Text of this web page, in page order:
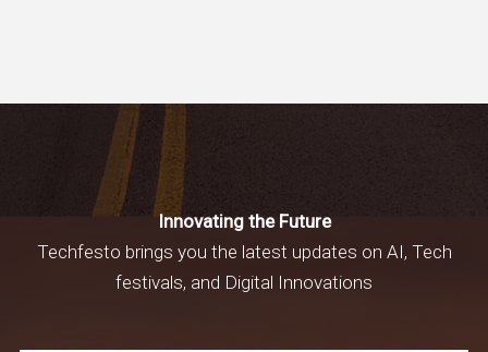
Innovating the Future
Techfesto brings you the latest updates on AI, Tech
festivals, and Digital Innovations